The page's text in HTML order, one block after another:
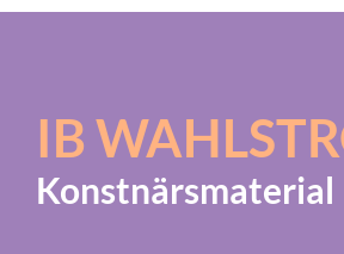
IB
Konstnärsmaterial